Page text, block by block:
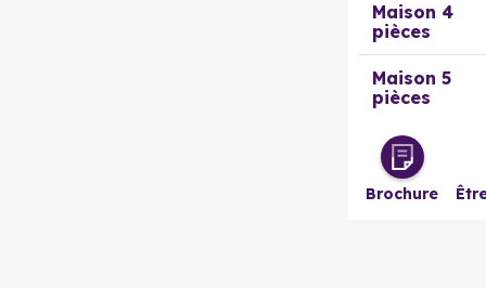
Maison 4
pièces
Maison 5
pièces
Brochure